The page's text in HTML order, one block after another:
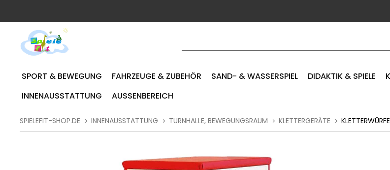
SPORT & BEWEGUNG FAHRZEUGE & ZUBEHÖR SAND- & WASSERSPIEL DIDAKTIK & SPIELE
INNENAUSSTATTUNG
AUSSENBEREICH
SPIELEFIT-SHOP.DE INNENAUSSTATTUNG TURNHALLE, BEWEGUNGSRAUM KLETTERGERÄTE